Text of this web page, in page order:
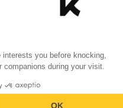
?
weten
you before knocking,
during your visit.
OK